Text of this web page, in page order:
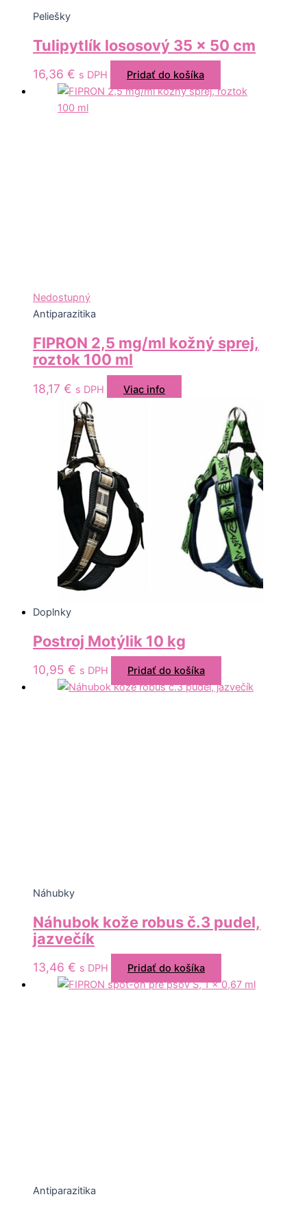
Peliešky
Tulipytlík lososový 35 x 50 cm
16,36 € s DPH Pridať do košíka
Nedostupný
Antiparazitika
FIPRON 2,5 mg/ml kožný sprej,
roztok 100 ml
18,17 € s DPH Viac info
Doplnky
Postroj Motýlik 10 kg
10,95 € s DPH Pridať do košíka
Náhubky
Náhubok kože robus č.3 pudel,
jazvečík
13,46 € s DPH Pridať do košíka
Antiparazitika